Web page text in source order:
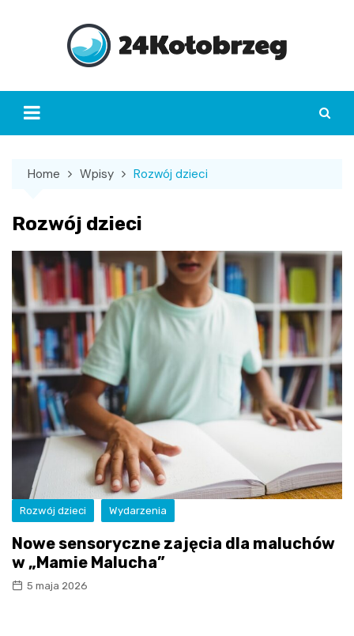
Home Wpisy Rozwój dzieci
Rozwój dzieci
Rozwój dzieci Wydarzenia
Nowe sensoryczne zajęcia dla maluchów
w „Mamie Malucha”
5 maja 2026